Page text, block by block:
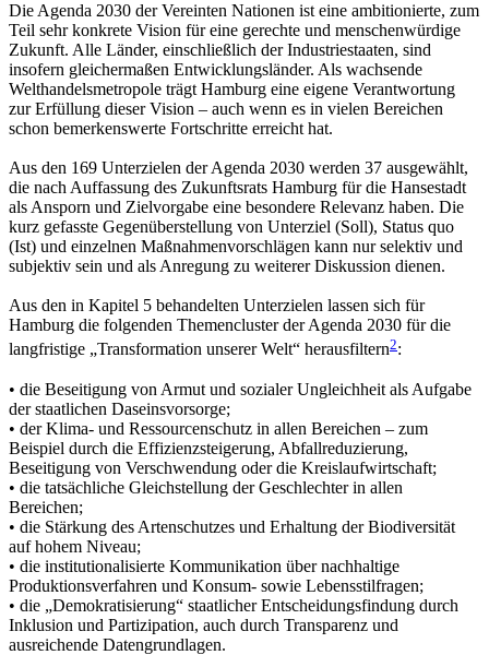
Die Agenda 2030 der Vereinten Nationen ist eine ambitionierte, zum
Teil sehr konkrete Vision für eine gerechte und menschenwürdige
Zukunft. Alle Länder, einschließlich der Industriestaaten, sind
insofern gleichermaßen Entwicklungsländer. Als wachsende
Welthandelsmetropole trägt Hamburg eine eigene Verantwortung
zur Erfüllung dieser Vision – auch wenn es in vielen Bereichen
schon bemerkenswerte Fortschritte erreicht hat.
Aus den 169 Unterzielen der Agenda 2030 werden 37 ausgewählt,
die nach Auffassung des Zukunftsrats Hamburg für die Hansestadt
als Ansporn und Zielvorgabe eine besondere Relevanz haben. Die
kurz gefasste Gegenüberstellung von Unterziel (Soll), Status quo
(Ist) und einzelnen Maßnahmenvorschlägen kann nur selektiv und
subjektiv sein und als Anregung zu weiterer Diskussion dienen.
Aus den in Kapitel 5 behandelten Unterzielen lassen sich für
Hamburg die folgenden Themencluster der Agenda 2030 für die
langfristige „Transformation unserer Welt“ herausfiltern2:
• die Beseitigung von Armut und sozialer Ungleichheit als Aufgabe
der staatlichen Daseinsvorsorge;
• der Klima- und Ressourcenschutz in allen Bereichen – zum
Beispiel durch die Effizienzsteigerung, Abfallreduzierung,
Beseitigung von Verschwendung oder die Kreislaufwirtschaft;
• die tatsächliche Gleichstellung der Geschlechter in allen
Bereichen;
• die Stärkung des Artenschutzes und Erhaltung der Biodiversität
auf hohem Niveau;
• die institutionalisierte Kommunikation über nachhaltige
Produktionsverfahren und Konsum- sowie Lebensstilfragen;
• die „Demokratisierung“ staatlicher Entscheidungsfindung durch
Inklusion und Partizipation, auch durch Transparenz und
ausreichende Datengrundlagen.